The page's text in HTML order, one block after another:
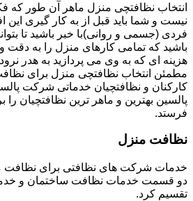
انتخاب نظافتچی منزل ماهر آن طور که
نیست و شما باید قبل از به کار گیری این
فردی (جسمی و روانی)با خبر باشید تا
باشید که تمامی کارهای منزل را به دقت
هزینه ای که به وی می پردازید به هدر
مطمئن انتخاب نظافتچی منزل برای
کارکنان و نظافتچیان خدماتی شرکت
پالسین بهترین و ماهر ترین نظافتچیان را
فرستد.
نظافت منزل
خدمات شرکت های نظافتی برای نظافت
دو قسمت خدمات نظافت ساختمان و
تقسیم کرد.